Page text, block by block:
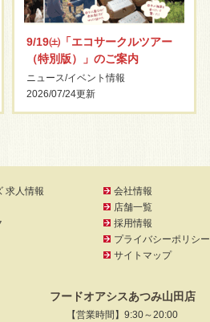
9/19㈯「エコサークルツアー
（特別版）」のご案内
ニュース/イベント情報
2026/07/24更新
求人情報
会社情報
店舗一覧
採用情報
プライバシーポリシー
サイトマップ
フードオアシスあつみ山田店
【営業時間】9:30～20:00